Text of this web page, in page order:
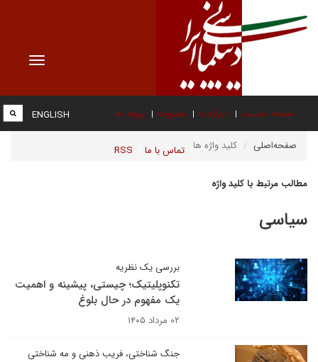
Toggle
صفحه نخست درباره ما عضویت پیوند ها
تماس با ما RSS
ENGLISH
صفحه‌اصلی کلید واژه ها
مطالب مرتبط با کلید واژه
سیاسی
بررسی یک نظریه
تکنوپلیتیک؛ چیستی، پیشینه و اهمیت
یک مفهوم در حال بلوغ
۰۲ مرداد ۱۴۰۵
جنگ شناختی، فریب ذهنی و مه شناختی